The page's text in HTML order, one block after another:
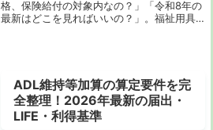
格、保険給付の対象内なの？」「令和8年の
最新はどこを見ればいいの？」。福祉用具
ADL維持等加算の算定要件を完
全整理！2026年最新の届出・
LIFE・利得基準